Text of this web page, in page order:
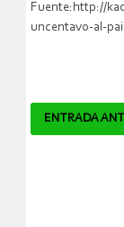
Fuente:http://
uncentavo-al-
ENTRADA